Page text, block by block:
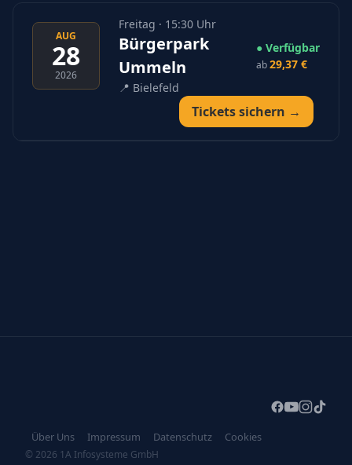
AUG
28
2026
Freitag · 15:30 Uhr
Bürgerpark
Ummeln
📍 Bielefeld
● Verfügbar
ab29,37 €
Tickets sichern →
Über Uns Impressum Datenschutz Cookies
© 2026 1A Infosysteme GmbH